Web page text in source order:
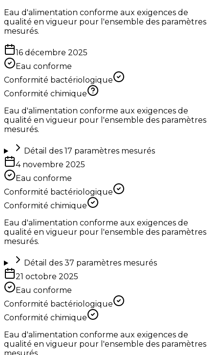
Eau d'alimentation conforme aux exigences de
qualité en vigueur pour l'ensemble des paramètres
mesurés.
16 décembre 2025
Eau conforme
Conformité bactériologique
Conformité chimique
Eau d'alimentation conforme aux exigences de
qualité en vigueur pour l'ensemble des paramètres
mesurés.
Détail des 17 paramètres mesurés
4 novembre 2025
Eau conforme
Conformité bactériologique
Conformité chimique
Eau d'alimentation conforme aux exigences de
qualité en vigueur pour l'ensemble des paramètres
mesurés.
Détail des 37 paramètres mesurés
21 octobre 2025
Eau conforme
Conformité bactériologique
Conformité chimique
Eau d'alimentation conforme aux exigences de
qualité en vigueur pour l'ensemble des paramètres